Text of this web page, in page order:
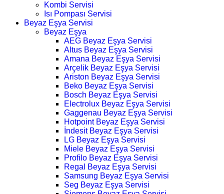
Kombi Servisi
Isı Pompası Servisi
Beyaz Eşya Servisi
Beyaz Eşya
AEG Beyaz Eşya Servisi
Altus Beyaz Eşya Servisi
Amana Beyaz Eşya Servisi
Arçelik Beyaz Eşya Servisi
Ariston Beyaz Eşya Servisi
Beko Beyaz Eşya Servisi
Bosch Beyaz Eşya Servisi
Electrolux Beyaz Eşya Servisi
Gaggenau Beyaz Eşya Servisi
Hotpoint Beyaz Eşya Servisi
İndesit Beyaz Eşya Servisi
LG Beyaz Eşya Servisi
Miele Beyaz Eşya Servisi
Profilo Beyaz Eşya Servisi
Regal Beyaz Eşya Servisi
Samsung Beyaz Eşya Servisi
Seg Beyaz Eşya Servisi